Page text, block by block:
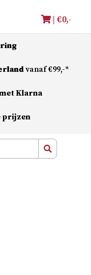
| €0,-
vanaf €99,-*
Klarna
prijzen